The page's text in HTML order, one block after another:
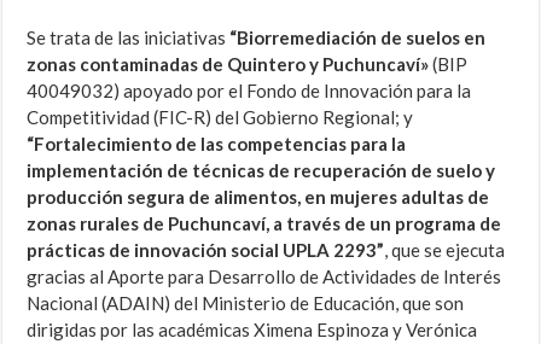
Se trata de las iniciativas “Biorremediación de suelos en
zonas contaminadas de Quintero y Puchuncaví»(BIP
40049032) apoyado por el Fondo de Innovación para la
Competitividad (FIC-R) del Gobierno Regional; y
“Fortalecimiento de las competencias para la
implementación de técnicas de recuperación de suelo y
producción segura de alimentos, en mujeres adultas de
zonas rurales de Puchuncaví, a través de un programa de
prácticas de innovación social UPLA 2293”, que se ejecuta
gracias al Aporte para Desarrollo de Actividades de Interés
Nacional (ADAIN) del Ministerio de Educación, que son
dirigidas por las académicas Ximena Espinoza y Verónica